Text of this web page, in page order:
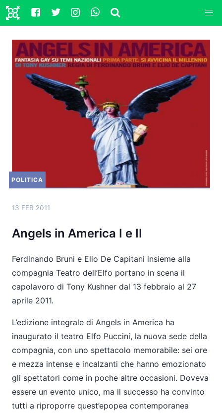
POLITICA
13 FEB 2011
Angels in America I e II
Ferdinando Bruni e Elio De Capitani insieme alla
compagnia Teatro dell’Elfo portano in scena il
capolavoro di Tony Kushner dal 13 febbraio al 27
aprile 2011.
L’edizione integrale di Angels in America ha
inaugurato il teatro Elfo Puccini, la nuova sede della
compagnia, con uno spettacolo memorabile: sei ore
e mezza intense e incalzanti che hanno emozionato
gli spettatori come in poche altre occasioni. Doveva
essere un evento unico, ma il successo ha convinto
tutti a riproporre quest’epopea contemporanea